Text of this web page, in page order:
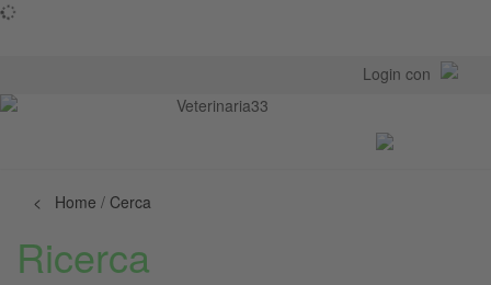
Login con
< Home / Cerca
Ricerca